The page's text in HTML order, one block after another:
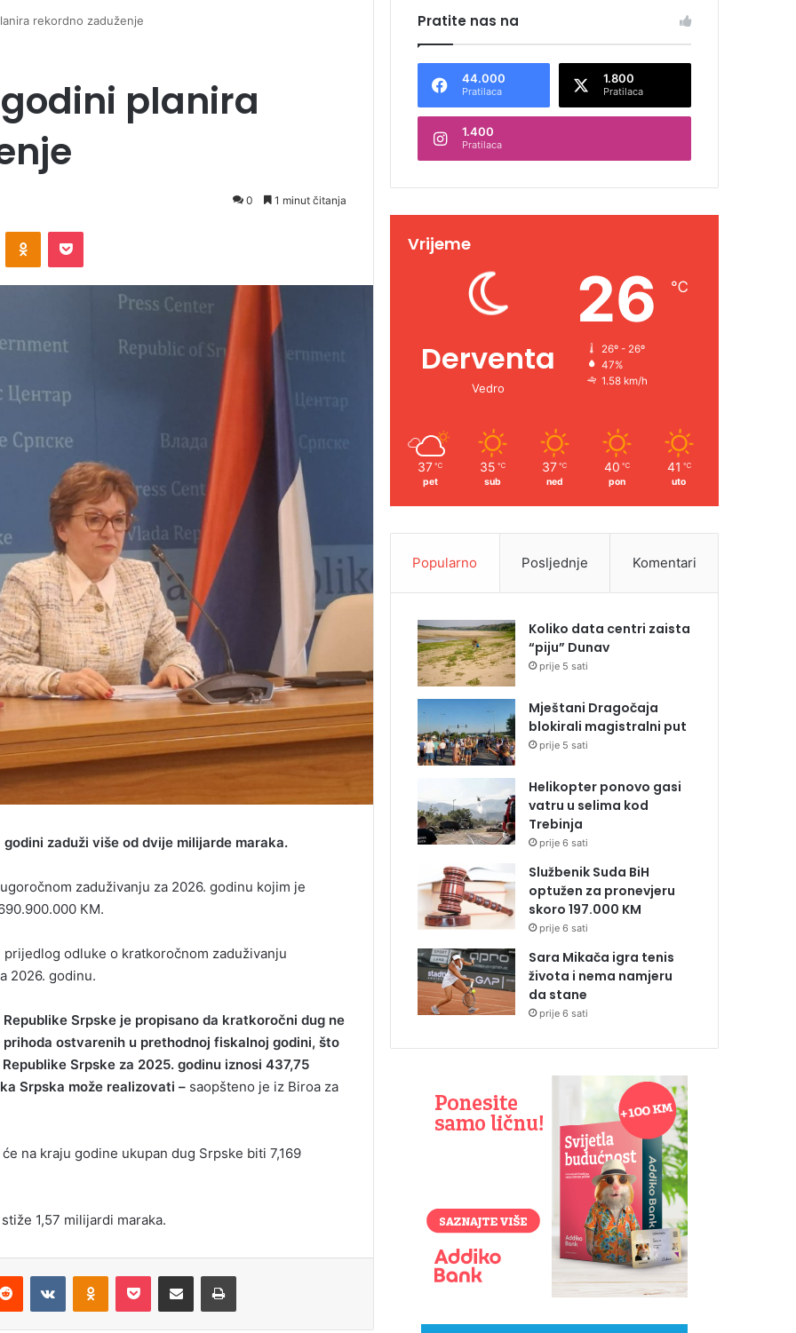
rekordno zaduženje
planira
0 1 minut čitanja
zaduži više od dvije milijarde maraka.
zaduživanju za 2026. godinu kojim je
КM.
odluke o kratkoročnom zaduživanju
2026. godinu.
Srpske je propisano da kratkoročni dug ne
ostvarenih u prethodnoj fiskalnoj godini, što
Srpske za 2025. godinu iznosi 437,75
Srpska može realizovati – saopšteno je iz Biroa za
na kraju godine ukupan dug Srpske biti 7,169
1,57 milijardi maraka.
Pratite nas na
44.000
Pratilaca
1.800
Pratilaca
1.400
Pratilaca
Vrijeme
Derventa
Vedro
26 ℃
26º - 26º
47%
1.58 km/h
37 ℃
pet
35 ℃
sub
37 ℃
ned
40 ℃
pon
41 ℃
uto
Popularno Posljednje Komentari
Koliko data centri zaista
“piju” Dunav
prije 5 sati
Mještani Dragočaja
blokirali magistralni put
prije 5 sati
Helikopter ponovo gasi
vatru u selima kod
Trebinja
prije 6 sati
Službenik Suda BiH
optužen za pronevjeru
skoro 197.000 KM
prije 6 sati
Sara Mikača igra tenis
života i nema namjeru
da stane
prije 6 sati